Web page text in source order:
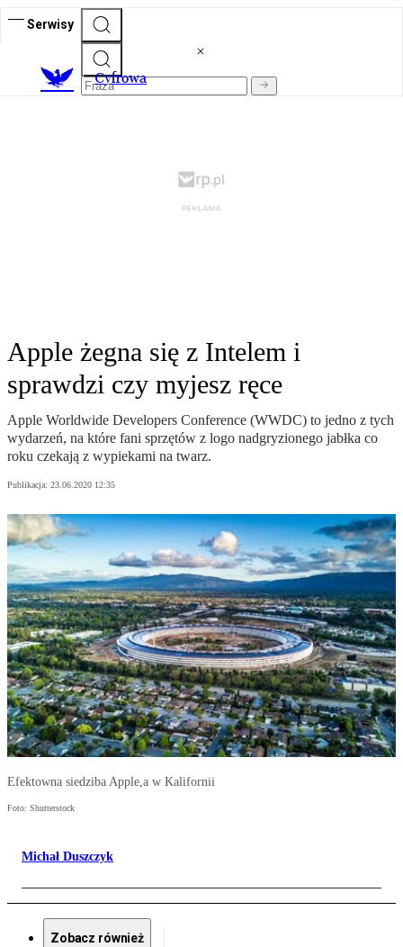
Serwisy
Cyfrowa
Apple żegna się z Intelem i
sprawdzi czy myjesz ręce
Apple Worldwide Developers Conference (WWDC) to jedno z tych
wydarzeń, na które fani sprzętów z logo nadgryzionego jabłka co
roku czekają z wypiekami na twarz.
Publikacja: 23.06.2020 12:35
Efektowna siedziba Apple,a w Kalifornii
Foto: Shutterstock
Michał Duszczyk
Zobacz również